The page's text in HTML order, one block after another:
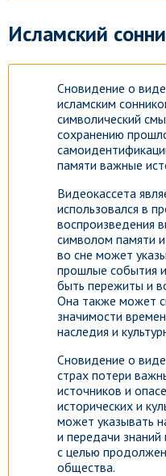
Исламский
Сновидение о
исламским
символический
сохранению
памяти важные
Видеокассета
использовался в
воспроизведения
символом памяти
во сне может
прошлые события
быть пережиты и
Она также может
значимости
наследия и
Сновидение о
страх потери
источников и
исторических и
может указывать
и передачи
с целью
общества.